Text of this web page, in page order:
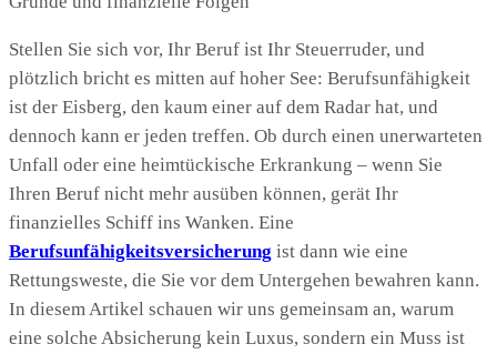
Stellen Sie sich vor, Ihr Beruf ist Ihr Steuerruder, und
plötzlich bricht es mitten auf hoher See: Berufsunfähigkeit
ist der Eisberg, den kaum einer auf dem Radar hat, und
dennoch kann er jeden treffen. Ob durch einen unerwarteten
Unfall oder eine heimtückische Erkrankung – wenn Sie
Ihren Beruf nicht mehr ausüben können, gerät Ihr
finanzielles Schiff ins Wanken. Eine
Berufsunfähigkeitsversicherung ist dann wie eine
Rettungsweste, die Sie vor dem Untergehen bewahren kann.
In diesem Artikel schauen wir uns gemeinsam an, warum
eine solche Absicherung kein Luxus, sondern ein Muss ist